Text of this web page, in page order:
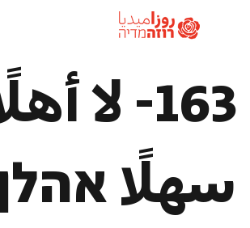
163- لا
سهلًا